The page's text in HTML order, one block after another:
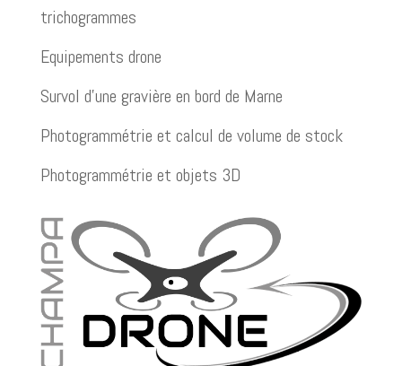
trichogrammes
Equipements drone
Survol d’une gravière en bord de Marne
Photogrammétrie et calcul de volume de stock
Photogrammétrie et objets 3D